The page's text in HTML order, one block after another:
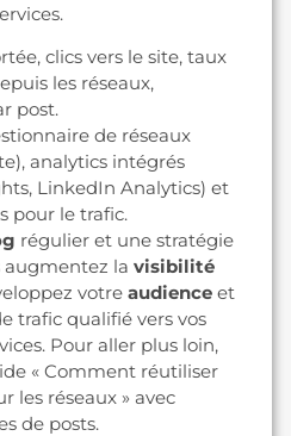
clics vers le site, taux
les réseaux,
post.
de réseaux
analytics intégrés
LinkedIn Analytics) et
pour le trafic.
régulier et une stratégie
augmentez la visibilité
votre audience et
trafic qualifié vers vos
Pour aller plus loin,
« Comment réutiliser
les réseaux » avec
de posts.